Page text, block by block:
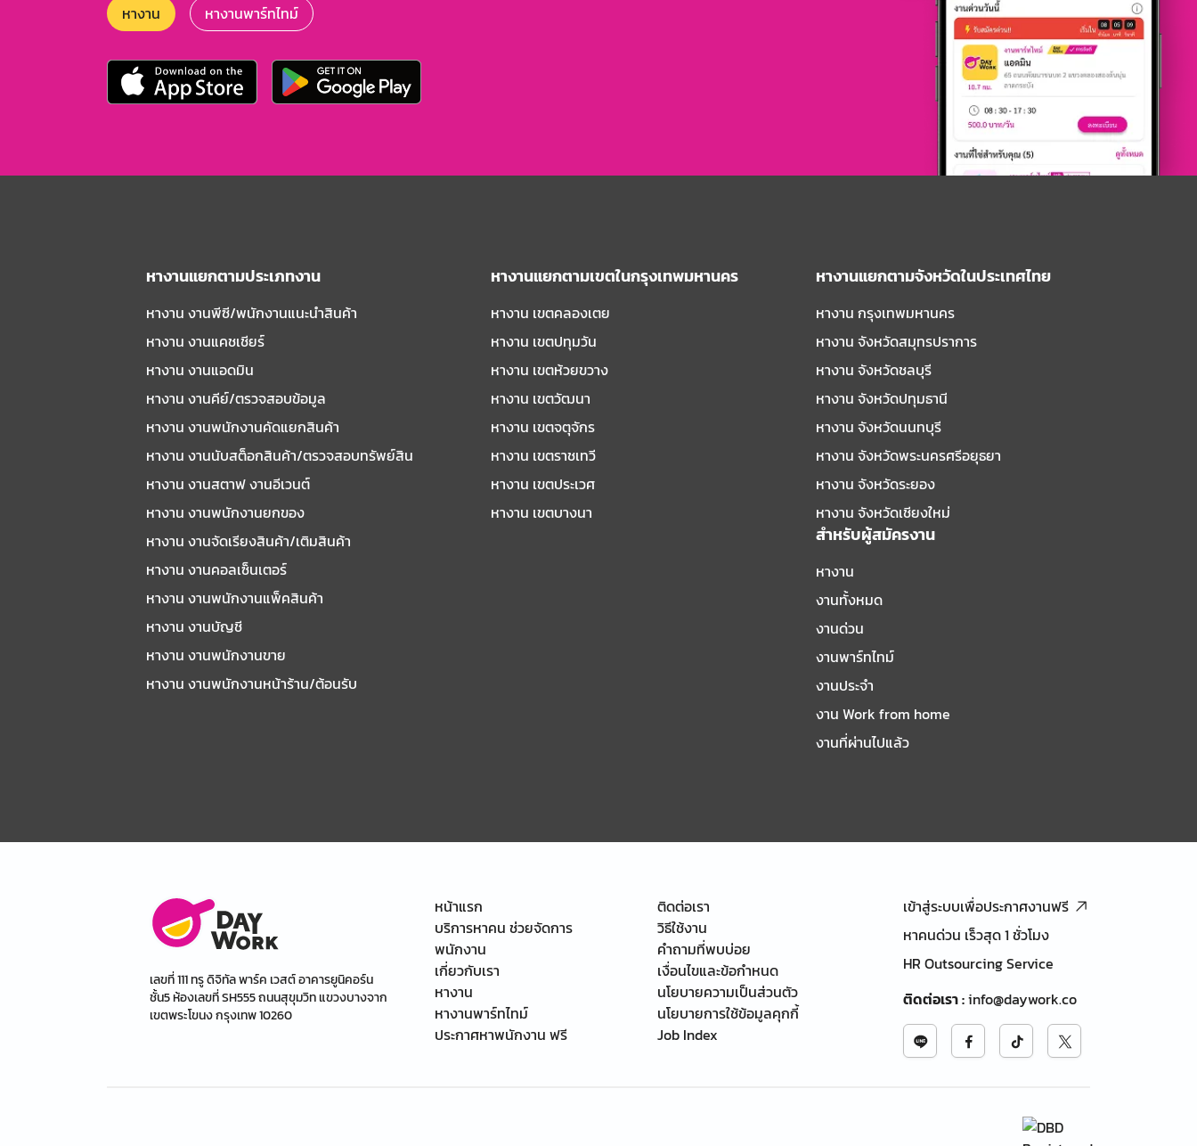
หางาน หางานพาร์ทไทม์
หางานแยกตามประเภทงาน
หางาน งานพีซี/พนักงานแนะนําสินค้า
หางาน งานแคชเชียร์
หางาน งานแอดมิน
หางาน งานคีย์/ตรวจสอบข้อมูล
หางาน งานพนักงานคัดแยกสินค้า
หางาน งานนับสต็อกสินค้า/ตรวจสอบทรัพย์สิน
หางาน งานสตาฟ งานอีเวนต์
หางาน งานพนักงานยกของ
หางาน งานจัดเรียงสินค้า/เติมสินค้า
หางาน งานคอลเซ็นเตอร์
หางาน งานพนักงานแพ็คสินค้า
หางาน งานบัญชี
หางาน งานพนักงานขาย
หางาน งานพนักงานหน้าร้าน/ต้อนรับ
หางานแยกตามเขตในกรุงเทพมหานคร
หางาน เขตคลองเตย
หางาน เขตปทุมวัน
หางาน เขตห้วยขวาง
หางาน เขตวัฒนา
หางาน เขตจตุจักร
หางาน เขตราชเทวี
หางาน เขตประเวศ
หางาน เขตบางนา
หางานแยกตามจังหวัดในประเทศไทย
หางาน กรุงเทพมหานคร
หางาน จังหวัดสมุทรปราการ
หางาน จังหวัดชลบุรี
หางาน จังหวัดปทุมธานี
หางาน จังหวัดนนทบุรี
หางาน จังหวัดพระนครศรีอยุธยา
หางาน จังหวัดระยอง
หางาน จังหวัดเชียงใหม่
สำหรับผู้สมัครงาน
หางาน
งานทั้งหมด
งานด่วน
งานพาร์ทไทม์
งานประจำ
งาน Work from home
งานที่ผ่านไปแล้ว
เลขที่ 111 ทรู ดิจิทัล พาร์ค เวสต์ อาคารยูนิคอร์น
ชั้น5 ห้องเลขที่ SH555 ถนนสุขุมวิท แขวงบางจาก
เขตพระโขนง กรุงเทพ 10260
หน้าแรก
บริการหาคน ช่วยจัดการ
พนักงาน
เกี่ยวกับเรา
หางาน
หางานพาร์ทไทม์
ประกาศหาพนักงาน ฟรี
ติดต่อเรา
วิธีใช้งาน
คำถามที่พบบ่อย
เงื่อนไขและข้อกำหนด
นโยบายความเป็นส่วนตัว
นโยบายการใช้ข้อมูลคุกกี้
Job Index
เข้าสู่ระบบเพื่อประกาศงานฟรี
หาคนด่วน เร็วสุด 1 ชั่วโมง
HR Outsourcing Service
ติดต่อเรา:info@daywork.co